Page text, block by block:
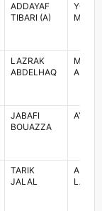
ADDAYAF
TIBARI (A)
LAZRAK
ABDELHAQ
JABAFI
BOUAZZA
TARIK
JALAL